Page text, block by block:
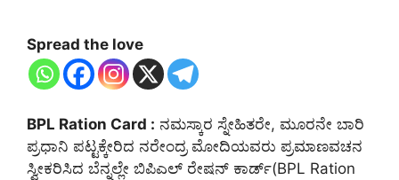
Spread the love
BPL Ration Card : ನಮಸ್ಕಾರ ಸ್ನೇಹಿತರೇ, ಮೂರನೇ ಬಾರಿ
ಪ್ರಧಾನಿ ಪಟ್ಟಕ್ಕೇರಿದ ನರೇಂದ್ರ ಮೋದಿಯವರು ಪ್ರಮಾಣವಚನ
ಸ್ವೀಕರಿಸಿದ ಬೆನ್ನಲ್ಲೇ ಬಿಪಿಎಲ್ ರೇಷನ್ ಕಾರ್ಡ್(BPL Ration